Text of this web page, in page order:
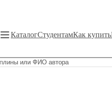
КаталогСтудентамКак купить